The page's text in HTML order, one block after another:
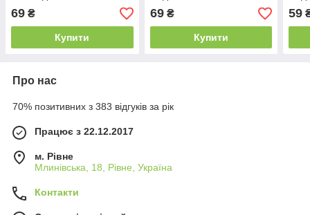
69 ₴
Купити
69₴
Купити
59
Про нас
70% позитивних з 383 відгуків за рік
Працює з 22.12.2017
м. Рівне
Млинівська, 18, Рівне, Україна
Контакти